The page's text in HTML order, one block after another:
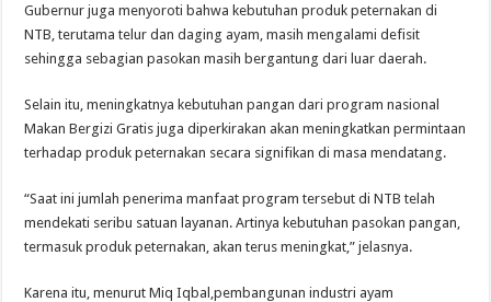
Gubernur juga menyoroti bahwa kebutuhan produk peternakan di
NTB, terutama telur dan daging ayam, masih mengalami defisit
sehingga sebagian pasokan masih bergantung dari luar daerah.
Selain itu, meningkatnya kebutuhan pangan dari program nasional
Makan Bergizi Gratis juga diperkirakan akan meningkatkan permintaan
terhadap produk peternakan secara signifikan di masa mendatang.
“Saat ini jumlah penerima manfaat program tersebut di NTB telah
mendekati seribu satuan layanan. Artinya kebutuhan pasokan pangan,
termasuk produk peternakan, akan terus meningkat,” jelasnya.
Karena itu, menurut Miq Iqbal,pembangunan industri ayam